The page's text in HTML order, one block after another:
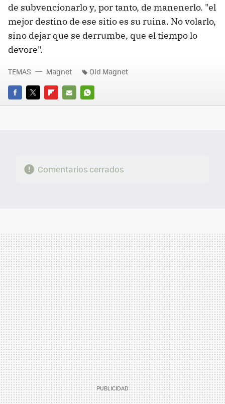
de subvencionarlo y, por tanto, de manenerlo. "el
mejor destino de ese sitio es su ruina. No volarlo,
sino dejar que se derrumbe, que el tiempo lo
devore".
FACEBOOK
TWITTERFLIPBOARD
E-
WHATSAPP
TEMAS Magnet Old Magnet
Comentarios cerrados